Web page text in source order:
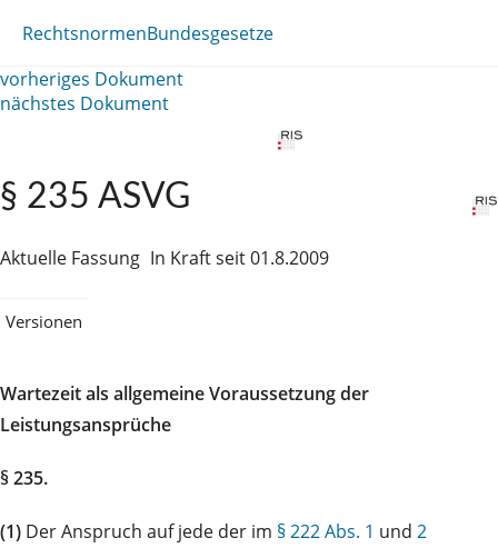
RechtsnormenBundesgesetze
vorheriges Dokument
nächstes Dokument
§ 235 ASVG
Aktuelle Fassung In Kraft seit 01.8.2009
Versionen
Wartezeit als allgemeine Voraussetzung der
Leistungsansprüche
§ 235.
(1) Der Anspruch auf jede der im § 222 Abs. 1 und 2